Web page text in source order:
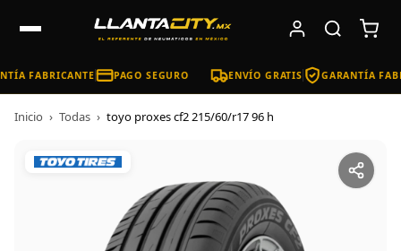
FABRICANTE PAGO SEGURO ENVÍO GRATIS GARANTÍA
Inicio › Todas › toyo proxes cf2 215/60/r17 96 h